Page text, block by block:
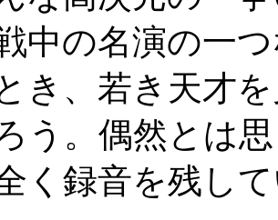
中の名演の一
き、若き天才
う。偶然とは
く録音を残し